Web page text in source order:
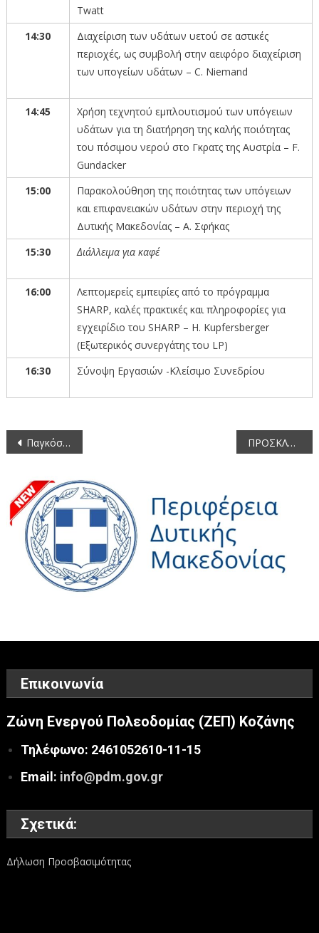
Twatt
14:30
Διαχείριση των υδάτων υετού σε αστικές
περιοχές, ως συμβολή στην αειφόρο διαχείριση
των υπογείων υδάτων – C. Niemand
14:45
Χρήση τεχνητού εμπλουτισμού των υπόγειων
υδάτων για τη διατήρηση της καλής ποιότητας
του πόσιμου νερού στο Γκρατς της Αυστρία – F.
Gundacker
15:00
Παρακολούθηση της ποιότητας των υπόγειων
και επιφανειακών υδάτων στην περιοχή της
Δυτικής Μακεδονίας – Α. Σφήκας
15:30
Διάλλειμα για καφέ
16:00
Λεπτομερείς εμπειρίες από το πρόγραμμα
SHARP, καλές πρακτικές και πληροφορίες για
εγχειρίδιο του SHARP – H. Kupfersberger
(Εξωτερικός συνεργάτης του LP)
16:30 Σύνοψη Εργασιών -Κλείσιμο Συνεδρίου
Πλοήγηση
Παγκόσμια Ημέρα Μουσείου ΠΡΟΣΚΛΗΣΗ – ΠΡΟΓΡΑΜΜΑ ΕΚΔΗΛΩΣΕΩΝ ΜΝΗΜΗΣ ΤΗΣ ΓΕΝΟΚΤΟΝΙΑΣ ΤΩΝ ΕΛΛΗΝΩΝ ΤΟΥ ΠΟΝΤΟΥ
Επικοινωνία
Ζώνη Ενεργού Πολεοδομίας (ΖΕΠ) Κοζάνης
Τηλέφωνο: 2461052610-11-15
Email: info@pdm.gov.gr
Σχετικά:
Δήλωση Προσβασιμότητας